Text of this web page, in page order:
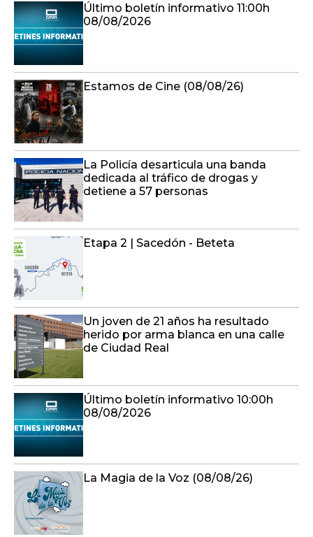
Último boletín informativo 11:00h
08/08/2026
Estamos de Cine (08/08/26)
La Policía desarticula una banda
dedicada al tráfico de drogas y
detiene a 57 personas
Etapa 2 | Sacedón - Beteta
Un joven de 21 años ha resultado
herido por arma blanca en una calle
de Ciudad Real
Último boletín informativo 10:00h
08/08/2026
La Magia de la Voz (08/08/26)